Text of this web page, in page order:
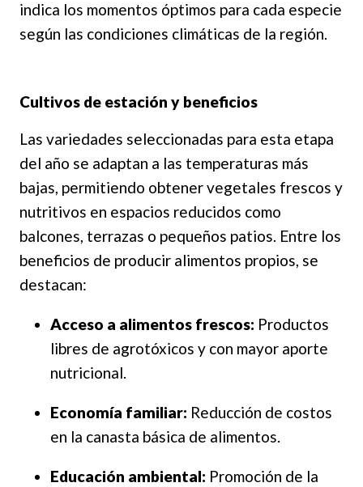
indica los momentos óptimos para cada especie
según las condiciones climáticas de la región.
Cultivos de estación y beneficios
Las variedades seleccionadas para esta etapa
del año se adaptan a las temperaturas más
bajas, permitiendo obtener vegetales frescos y
nutritivos en espacios reducidos como
balcones, terrazas o pequeños patios. Entre los
beneficios de producir alimentos propios, se
destacan:
Acceso a alimentos frescos: Productos
libres de agrotóxicos y con mayor aporte
nutricional.
Economía familiar: Reducción de costos
en la canasta básica de alimentos.
Educación ambiental: Promoción de la